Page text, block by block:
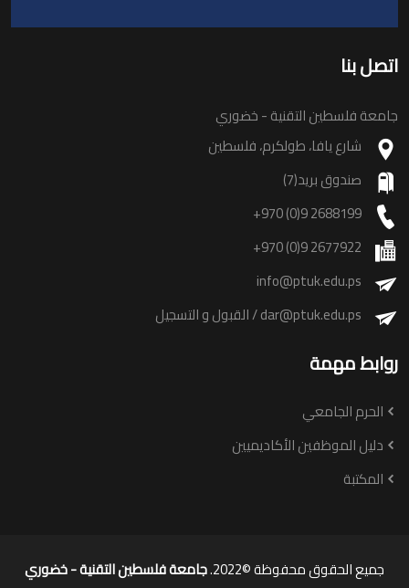
اتصل بنا
جامعة فلسطين التقنية - خضوري
شارع يافا، طولكرم، فلسطين
صندوق بريد(7)
+970 (0)9 2688199
+970 (0)9 2677922
info@ptuk.edu.ps
dar@ptuk.edu.ps/ القبول و التسجيل
روابط مهمة
الحرم الجامعي
دليل الموظفين الأكاديميين
المكتبة
جميع الحقوق محفوظة ©2022. جامعة فلسطين التقنية - خضوري